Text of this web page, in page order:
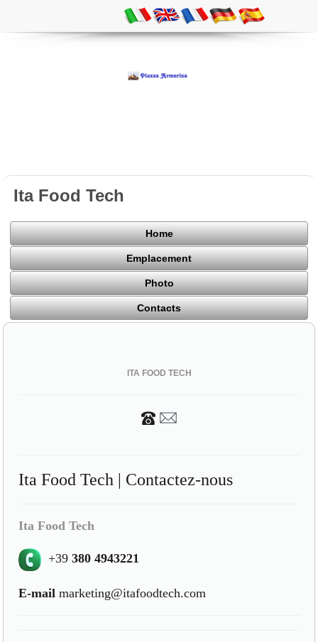
Ita Food Tech
Home
Emplacement
Photo
Contacts
ITA FOOD TECH
Ita Food Tech | Contactez-nous
Ita Food Tech
+39380 4943221
E-mail marketing@itafoodtech.com